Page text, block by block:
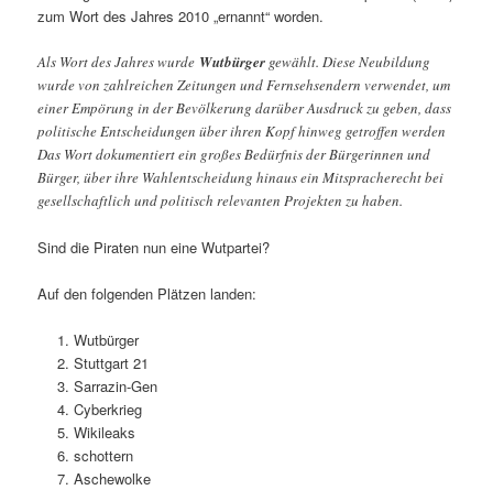
zum Wort des Jahres 2010 „ernannt“ worden.
Als Wort des Jahres wurde Wutbürger gewählt. Diese Neubildung
wurde von zahlreichen Zeitungen und Fernsehsendern verwendet, um
einer Empörung in der Bevölkerung darüber Ausdruck zu geben, dass
politische Entscheidungen über ihren Kopf hinweg getroffen werden
Das Wort dokumentiert ein großes Bedürfnis der Bürgerinnen und
Bürger, über ihre Wahlentscheidung hinaus ein Mitspracherecht bei
gesellschaftlich und politisch relevanten Projekten zu haben.
Sind die Piraten nun eine Wutpartei?
Auf den folgenden Plätzen landen:
Wutbürger
Stuttgart 21
Sarrazin-Gen
Cyberkrieg
Wikileaks
schottern
Aschewolke